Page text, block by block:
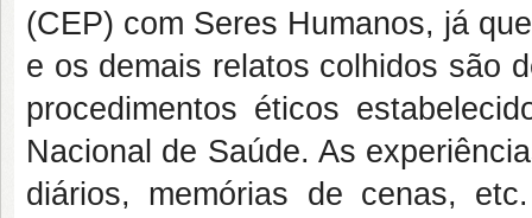
(CEP) com Seres Humanos, já
e os demais relatos colhidos são
procedimentos éticos
Nacional de Saúde. As
diários, memórias de cenas,